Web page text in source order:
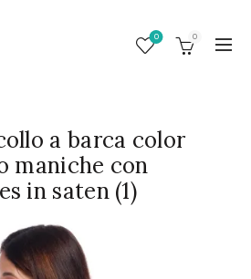
0 0
a barca color
maniche con
in saten (1)